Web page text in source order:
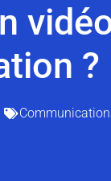
?
Communication